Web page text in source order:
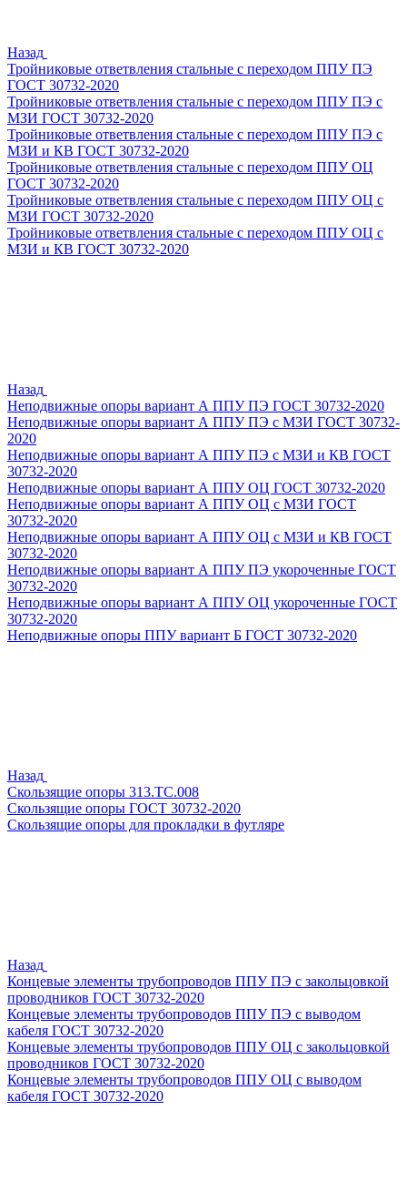
Назад
Тройниковые ответвления стальные с переходом ППУ ПЭ
ГОСТ 30732-2020
Тройниковые ответвления стальные с переходом ППУ ПЭ с
МЗИ ГОСТ 30732-2020
Тройниковые ответвления стальные с переходом ППУ ПЭ с
МЗИ и КВ ГОСТ 30732-2020
Тройниковые ответвления стальные с переходом ППУ ОЦ
ГОСТ 30732-2020
Тройниковые ответвления стальные с переходом ППУ ОЦ с
МЗИ ГОСТ 30732-2020
Тройниковые ответвления стальные с переходом ППУ ОЦ с
МЗИ и КВ ГОСТ 30732-2020
Назад
Неподвижные опоры вариант А ППУ ПЭ ГОСТ 30732-2020
Неподвижные опоры вариант А ППУ ПЭ с МЗИ ГОСТ 30732-
2020
Неподвижные опоры вариант А ППУ ПЭ с МЗИ и КВ ГОСТ
30732-2020
Неподвижные опоры вариант А ППУ ОЦ ГОСТ 30732-2020
Неподвижные опоры вариант А ППУ ОЦ с МЗИ ГОСТ
30732-2020
Неподвижные опоры вариант А ППУ ОЦ с МЗИ и КВ ГОСТ
30732-2020
Неподвижные опоры вариант А ППУ ПЭ укороченные ГОСТ
30732-2020
Неподвижные опоры вариант А ППУ ОЦ укороченные ГОСТ
30732-2020
Неподвижные опоры ППУ вариант Б ГОСТ 30732-2020
Назад
Скользящие опоры 313.ТС.008
Скользящие опоры ГОСТ 30732-2020
Скользящие опоры для прокладки в футляре
Назад
Концевые элементы трубопроводов ППУ ПЭ с закольцовкой
проводников ГОСТ 30732-2020
Концевые элементы трубопроводов ППУ ПЭ с выводом
кабеля ГОСТ 30732-2020
Концевые элементы трубопроводов ППУ ОЦ с закольцовкой
проводников ГОСТ 30732-2020
Концевые элементы трубопроводов ППУ ОЦ с выводом
кабеля ГОСТ 30732-2020